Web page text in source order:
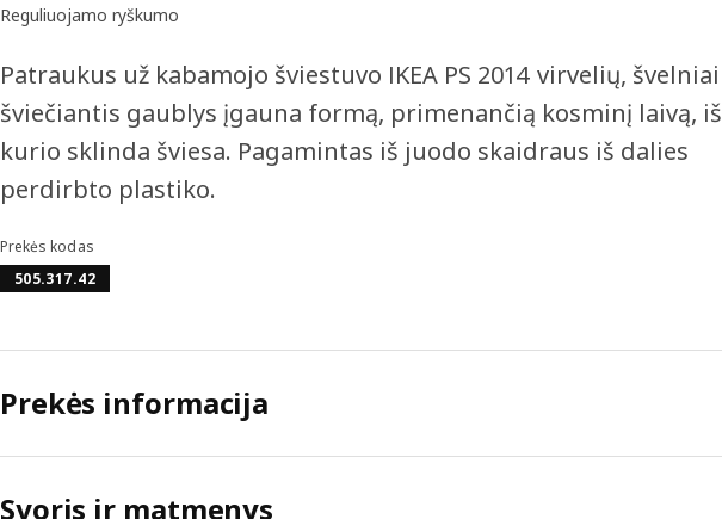
Reguliuojamo ryškumo
Patraukus už kabamojo šviestuvo IKEA PS 2014 virvelių, švelniai
šviečiantis gaublys įgauna formą, primenančią kosminį laivą, iš
kurio sklinda šviesa. Pagamintas iš juodo skaidraus iš dalies
perdirbto plastiko.
Prekės kodas
505.317.42
Prekės informacija
Svoris ir matmenys